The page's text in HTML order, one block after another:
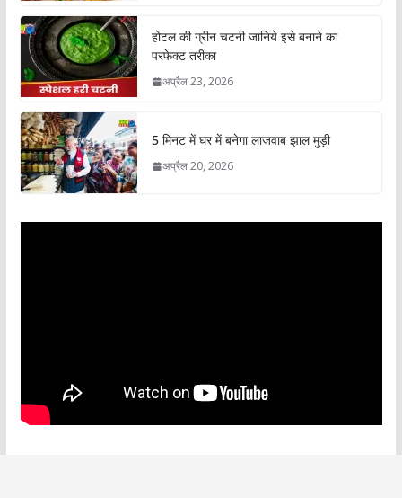
होटल की ग्रीन चटनी जानिये इसे बनाने का
परफेक्ट तरीका
अप्रैल 23, 2026
5 मिनट में घर में बनेगा लाजवाब झाल मुड़ी
अप्रैल 20, 2026